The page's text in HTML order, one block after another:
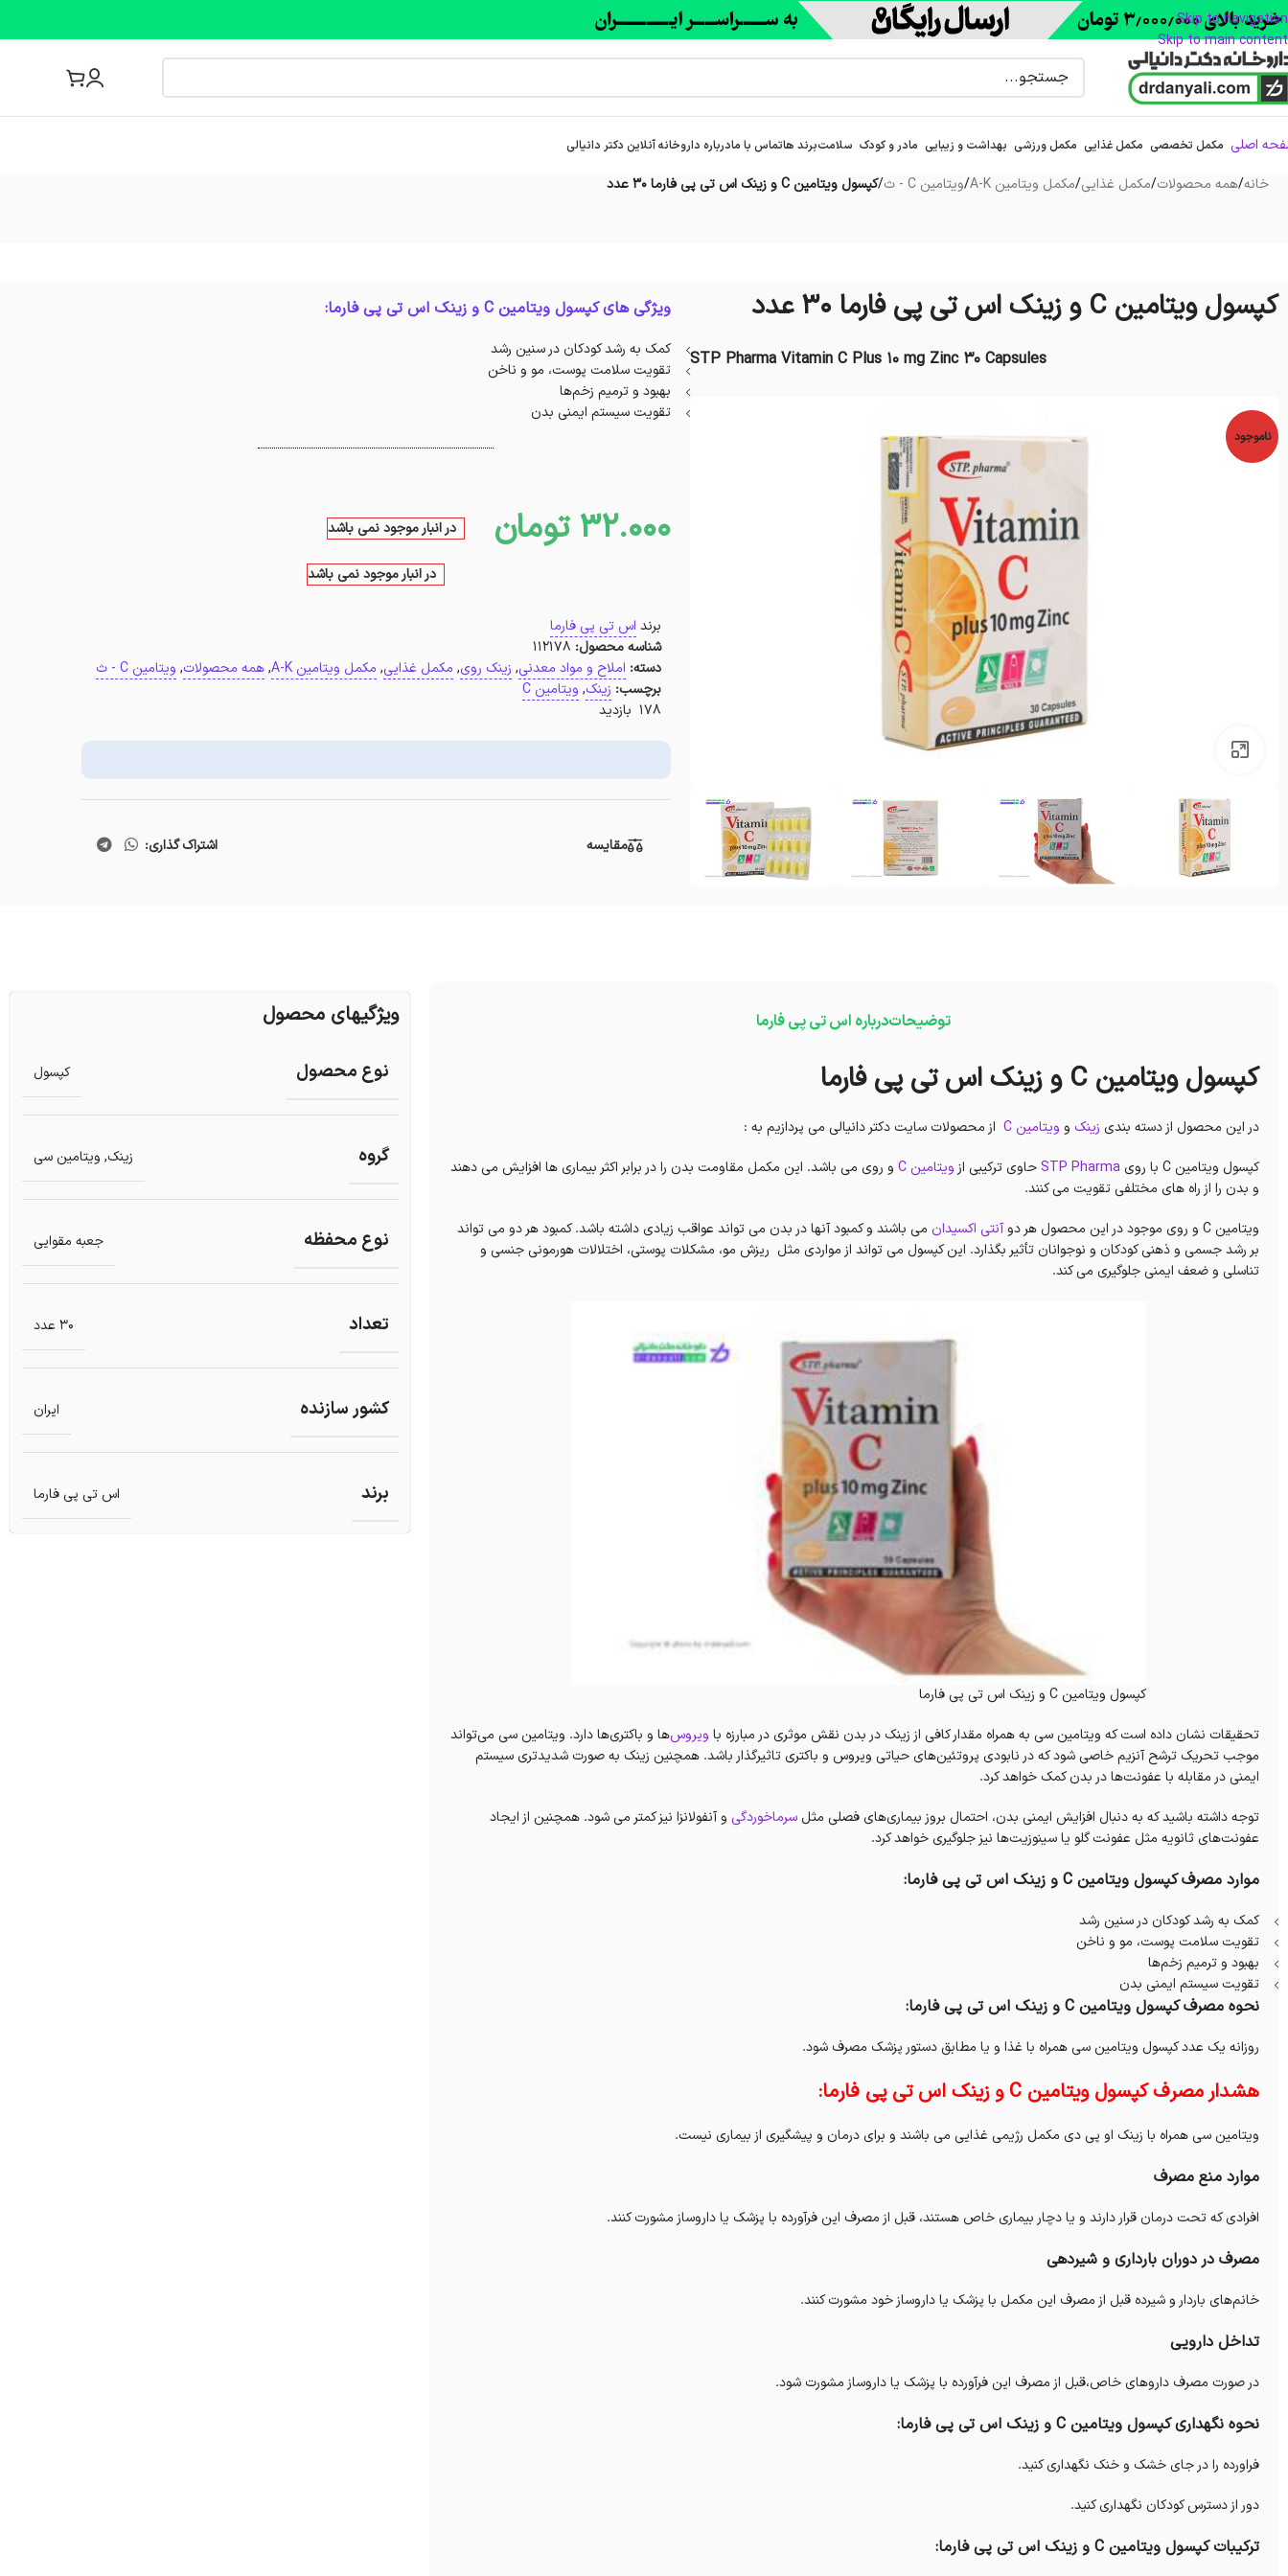
Skip to navigation
Skip to main content
اصلی مکمل تخصصی مکمل غذایی مکمل ورزشی بهداشت و زیبایی مادر و کودک سلامتبرند هاتماس با مادرباره‌ داروخانه آنلاین دکتر دانیالی
خانه/همه محصولات/مکمل غذایی/مکمل ویتامین A-K /ویتامین C - ث /کپسول ویتامین C و زینک اس تی پی فارما 30 عدد
کپسول ویتامین C و زینک اس تی پی فارما 30 عدد
STP Pharma Vitamin C Plus 10 mg Zinc 30 Capsules
ناموجود
ویژگی های کپسول ویتامین C و زینک اس تی پی فارما:
کمک به رشد کودکان در سنین رشد
تقویت سلامت پوست، مو و ناخن
بهبود و ترمیم زخم‌ها
تقویت سیستم ایمنی بدن
32.000 تومان در انبار موجود نمی باشد
در انبار موجود نمی باشد
برند اس تی پی فارما
شناسه محصول: 112178
دسته: املاح و مواد معدنی, زینک روی, مکمل غذایی, مکمل ویتامین A-K , همه محصولات, ویتامین C - ث
برچسب: زینک, ویتامین C
178 بازدید
مقایسه اشتراک گذاری:
توضیحاتدرباره اس تی پی فارما
کپسول ویتامین C و زینک اس تی پی فارما
در این محصول از دسته بندی زینک و ویتامین C
از محصولات سایت دکتر دانیالی می پردازیم به :
کپسول ویتامین C با روی
STP Pharmaحاوی ترکیبی از ویتامین C
و روی می باشد. این مکمل مقاومت بدن را در برابر اکثر بیماری ها افزایش می دهند
و بدن را از راه های مختلفی تقویت می کنند.
ویتامین C و روی موجود در این محصول هر دو
آنتی اکسیدان می باشند و کمبود آنها در بدن می تواند عواقب زیادی داشته باشد. کمبود هر دو می تواند
بر رشد جسمی و ذهنی کودکان و نوجوانان تأثیر بگذارد. این کپسول می تواند از مواردی مثل ریزش مو، مشکلات پوستی، اختلالات هورمونی جنسی و
تناسلی و ضعف ایمنی جلوگیری می کند.
کپسول ویتامین C و زینک اس تی پی فارما
تحقیقات نشان داده است که ویتامین سی به همراه مقدار کافی از زینک در بدن نقش موثری در مبارزه با ویروس‌ها و باکتری‌ها دارد. ویتامین سی می‌تواند
موجب تحریک ترشح آنزیم خاصی شود که در نابودی پروتئین‌های حیاتی ویروس و باکتری تاثیرگذار باشد. همچنین زینک به صورت شدیدتری سیستم
ایمنی در مقابله با عفونت‌ها در بدن کمک خواهد کرد.
توجه داشته باشید که به دنبال افزایش ایمنی بدن، احتمال بروز بیماری‌های فصلی مثلسرماخوردگی و آنفولانزا نیز کمتر می شود. همچنین از ایجاد
عفونت‌های ثانویه مثل عفونت گلو یا سینوزیت‌ها نیز جلوگیری خواهد کرد.
موارد مصرف کپسول ویتامین C و زینک اس تی پی فارما:
کمک به رشد کودکان در سنین رشد
تقویت سلامت پوست، مو و ناخن
بهبود و ترمیم زخم‌ها
تقویت سیستم ایمنی بدن
نحوه مصرف کپسول ویتامین C و زینک اس تی پی فارما:
روزانه یک عدد کپسول ویتامین سی همراه با غذا و یا مطابق دستور پزشک مصرف شود.
هشدار مصرف کپسول ویتامین C و زینک اس تی پی فارما:
ویتامین سی همراه با زینک او پی دی مکمل رژیمی غذایی می باشند و برای درمان و پیشگیری از بیماری نیست.
موارد منع مصرف
افرادی که تحت درمان قرار دارند و یا دچار بیماری خاص هستند، قبل از مصرف این فرآورده با پزشک یا داروساز مشورت کنند.
مصرف در دوران بارداری و شیردهی
خانم‌های باردار و شیرده قبل از مصرف این مکمل با پزشک یا داروساز خود مشورت کنند.
تداخل دارویی
در صورت مصرف داروهای خاص،قبل از مصرف این فرآورده با پزشک یا داروساز مشورت شود.
نحوه نگهداری کپسول ویتامین C و زینک اس تی پی فارما:
فراورده را در جای خشک و خنک نگهداری کنید.
دور از دسترس کودکان نگهداری کنید.
ترکیبات کپسول ویتامین C و زینک اس تی پی فارما:
ویژگیهای محصول
نوع محصول کپسول
گروه زینک, ویتامین سی
نوع محفظه جعبه مقوایی
تعداد 30 عدد
کشور سازنده ایران
برند اس تی پی فارما